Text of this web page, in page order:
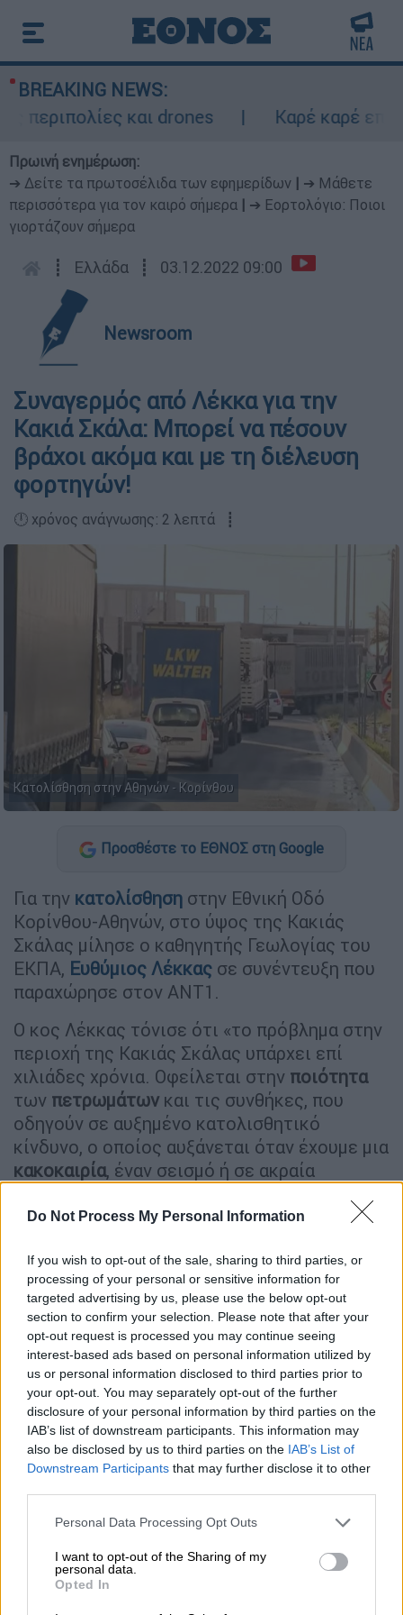
Do Not Process My Personal Information
If you wish to opt-out of the sale, sharing to third parties, or
processing of your personal or sensitive information for
targeted advertising by us, please use the below opt-out
section to confirm your selection. Please note that after your
opt-out request is processed you may continue seeing
interest-based ads based on personal information utilized by
us or personal information disclosed to third parties prior to
your opt-out. You may separately opt-out of the further
disclosure of your personal information by third parties on the
IAB’s list of downstream participants. This information may
also be disclosed by us to third parties on the IAB’s List of
Downstream Participants that may further disclose it to other
Please note that this website/app uses one or more Google
not limited to your visit or usage behaviour. You may click to
grant or deny consent to Google and its third-party tags to
use your data for below specified purposes in below Google
Personal Data Processing Opt Outs
I want to opt-out of the Sharing of my
personal data.
Opted In
BREAKING NEWS:
και drones
Καρέ καρέ
Πρωινή ενημέρωση:
➔ Δείτε τα πρωτοσέλιδα των εφημερίδων
➔ Μάθετε
περισσότερα για τον καιρό σήμερα
➔ Εορτολόγιο: Ποιοι
γιορτάζουν σήμερα
┋ Ελλάδα ┋ 03.12.2022 09:00
Newsroom
Συναγερμός από Λέκκα για την
Κακιά Σκάλα: Μπορεί να πέσουν
βράχοι ακόμα και με τη διέλευση
φορτηγών!
🕛 χρόνος ανάγνωσης: 2 λεπτά ┋
Κατολίσθηση στην Αθηνών - Κορίνθου
Προσθέστε το ΕΘΝΟΣ στη Google
Για την κατολίσθηση στην Εθνική Οδό
Κορίνθου-Αθηνών, στο ύψος της Κακιάς
Σκάλας μίλησε ο καθηγητής Γεωλογίας του
ΕΚΠΑ, Ευθύμιος Λέκκας σε συνέντευξη που
παραχώρησε στον ANT1.
Ο κος Λέκκας τόνισε ότι «το πρόβλημα στην
περιοχή της Κακιάς Σκάλας υπάρχει επί
χιλιάδες χρόνια. Οφείλεται στην ποιότητα
των πετρωμάτων και τις συνθήκες, που
οδηγούν σε αυξημένο κατολισθητικό
κίνδυνο, ο οποίος αυξάνεται όταν έχουμε μια
κακοκαιρία, έναν σεισμό ή σε ακραία
κάτω έναφορτηγό».
video
«Η λύση είναι τα τεχνικά έργα
συγκρατούν τους βράχους όταν
αποκολλιούνται, για να μην πέφτουν στον
δρόμο. Αυτοί οι φράχτες παγίδευσης
αστόχησαν στην συγκεκριμένη περίπτωση